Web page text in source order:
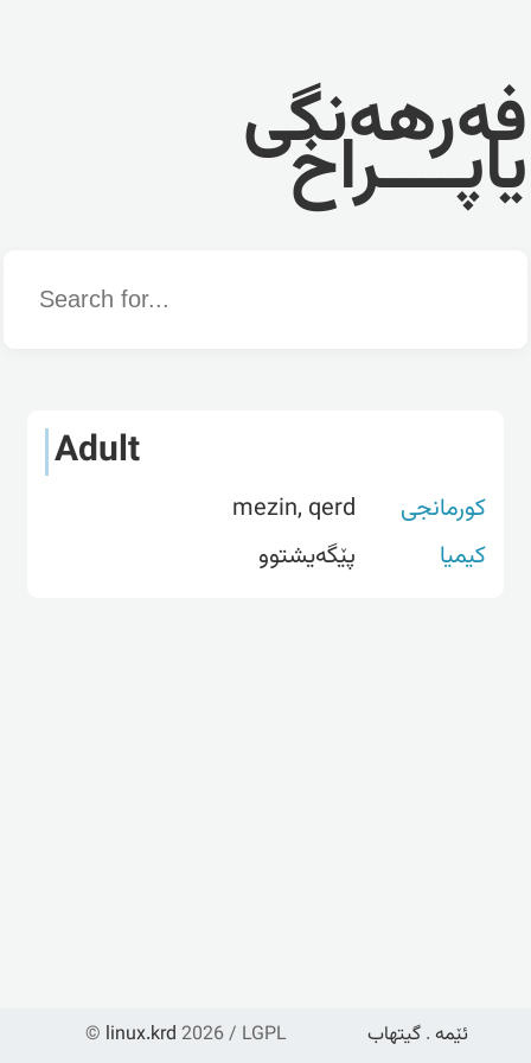
فەرهەنگی
یاپــــراخ
Word
Adult
کورمانجی
mezin, qerd
کیمیا
پێگەیشتوو
© linux.krd 2026 / LGPL ئێمە . گیتهاب